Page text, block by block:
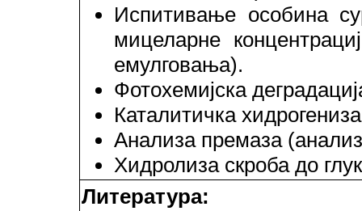
Испитивање особина
мицеларне
емулговања).
Фотохемијска
Каталитичка
Анализа премаза
Хидролиза скроба до
Литература: